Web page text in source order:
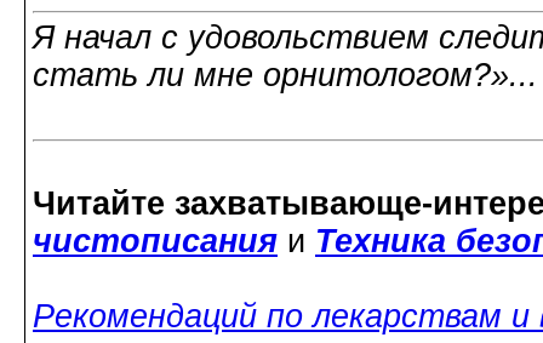
Я начал с удовольствием
стать ли мне
Читайте захватывающе-
чистописания и Техника
Рекомендаций по лекарствам